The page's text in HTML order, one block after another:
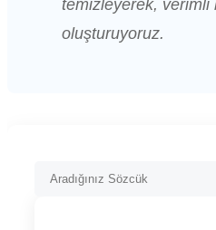
temizleyerek, verimli
oluşturuyoruz.